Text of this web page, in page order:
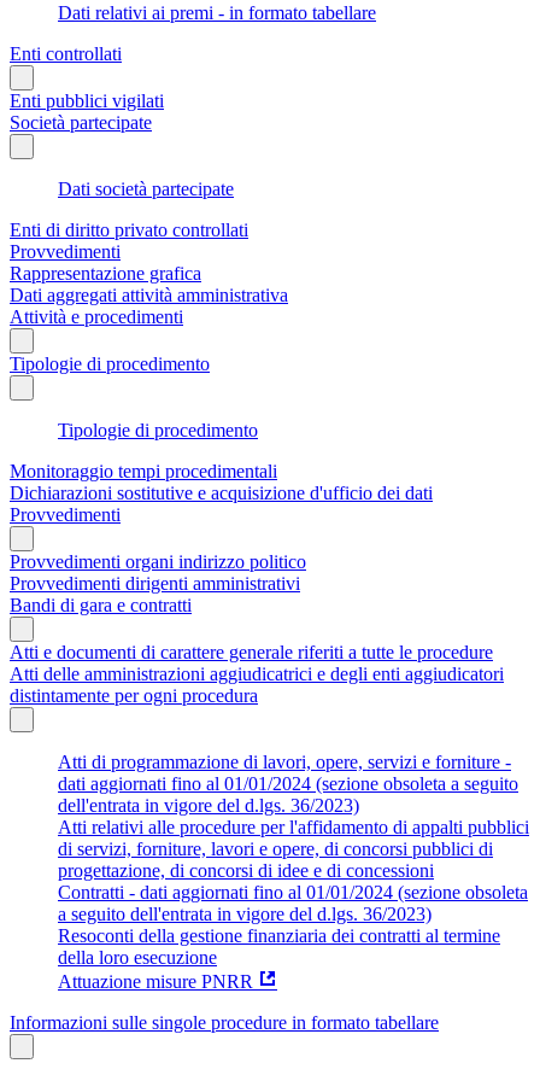
Dati relativi ai premi - in formato tabellare
Enti controllati
Enti pubblici vigilati
Società partecipate
Dati società partecipate
Enti di diritto privato controllati
Provvedimenti
Rappresentazione grafica
Dati aggregati attività amministrativa
Attività e procedimenti
Tipologie di procedimento
Tipologie di procedimento
Monitoraggio tempi procedimentali
Dichiarazioni sostitutive e acquisizione d'ufficio dei dati
Provvedimenti
Provvedimenti organi indirizzo politico
Provvedimenti dirigenti amministrativi
Bandi di gara e contratti
Atti e documenti di carattere generale riferiti a tutte le procedure
Atti delle amministrazioni aggiudicatrici e degli enti aggiudicatori
distintamente per ogni procedura
Atti di programmazione di lavori, opere, servizi e forniture -
dati aggiornati fino al 01/01/2024 (sezione obsoleta a seguito
dell'entrata in vigore del d.lgs. 36/2023)
Atti relativi alle procedure per l'affidamento di appalti pubblici
di servizi, forniture, lavori e opere, di concorsi pubblici di
progettazione, di concorsi di idee e di concessioni
Contratti - dati aggiornati fino al 01/01/2024 (sezione obsoleta
a seguito dell'entrata in vigore del d.lgs. 36/2023)
Resoconti della gestione finanziaria dei contratti al termine
della loro esecuzione
Attuazione misure PNRR
Informazioni sulle singole procedure in formato tabellare